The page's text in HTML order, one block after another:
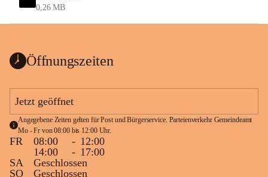
0,26 MB
Öffnungszeiten
Jetzt geöffnet
Angegebene Zeiten gelten für Post und Bürgerservice. Parteienverkehr Gemeindeamt
Mo - Fr von 08:00 bis 12:00 Uhr.
FR 08:00 - 12:00
14:00
- 17:00
SA
Geschlossen
SO
Geschlossen